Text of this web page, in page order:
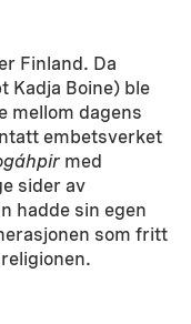
Finland. Da
Kadja Boine) ble
mellom dagens
embetsverket
med
sider av
hadde sin egen
som fritt